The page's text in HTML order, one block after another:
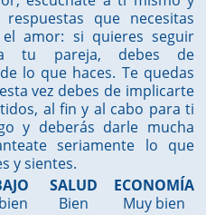
que necesitas
amor: si quieres seguir
a tu pareja, debes de
lo que haces. Te quedas
vez debes de implicarte
al fin y al cabo para ti
y deberás darle mucha
seriamente lo que
y sientes.
SALUD
Bien
ECONOMÍA
Muy bien